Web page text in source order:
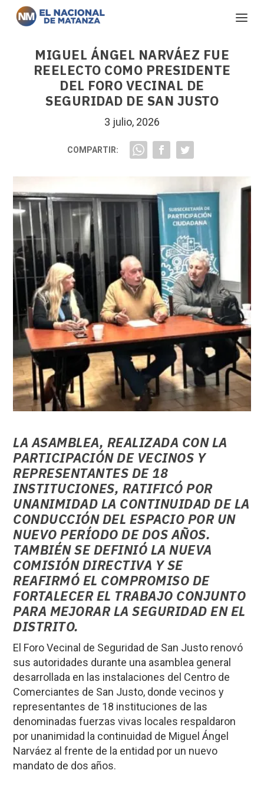
MIGUEL ÁNGEL NARVÁEZ FUE
REELECTO COMO PRESIDENTE
DEL FORO VECINAL DE
SEGURIDAD DE SAN JUSTO
3 julio, 2026
COMPARTIR:
LA ASAMBLEA, REALIZADA CON LA
PARTICIPACIÓN DE VECINOS Y
REPRESENTANTES DE 18
INSTITUCIONES, RATIFICÓ POR
UNANIMIDAD LA CONTINUIDAD DE LA
CONDUCCIÓN DEL ESPACIO POR UN
NUEVO PERÍODO DE DOS AÑOS.
TAMBIÉN SE DEFINIÓ LA NUEVA
COMISIÓN DIRECTIVA Y SE
REAFIRMÓ EL COMPROMISO DE
FORTALECER EL TRABAJO CONJUNTO
PARA MEJORAR LA SEGURIDAD EN EL
DISTRITO.
El Foro Vecinal de Seguridad de San Justo renovó
sus autoridades durante una asamblea general
desarrollada en las instalaciones del Centro de
Comerciantes de San Justo, donde vecinos y
representantes de 18 instituciones de las
denominadas fuerzas vivas locales respaldaron
por unanimidad la continuidad de Miguel Ángel
Narváez al frente de la entidad por un nuevo
mandato de dos años.